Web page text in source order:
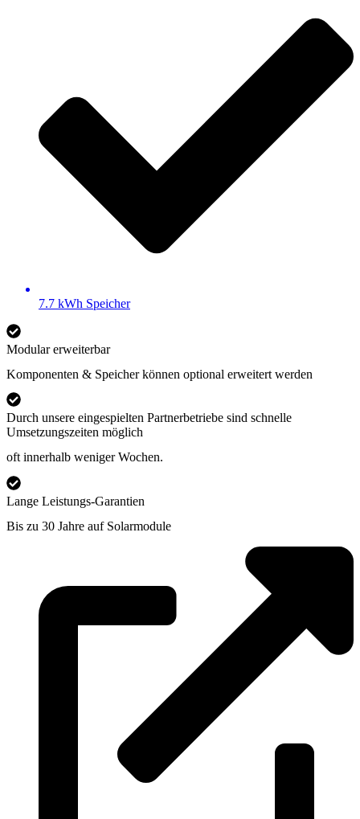
7.7 kWh Speicher
Modular erweiterbar
Komponenten & Speicher können optional erweitert werden
Durch unsere eingespielten Partnerbetriebe sind schnelle
Umsetzungszeiten möglich
oft innerhalb weniger Wochen.
Lange Leistungs-Garantien
Bis zu 30 Jahre auf Solarmodule